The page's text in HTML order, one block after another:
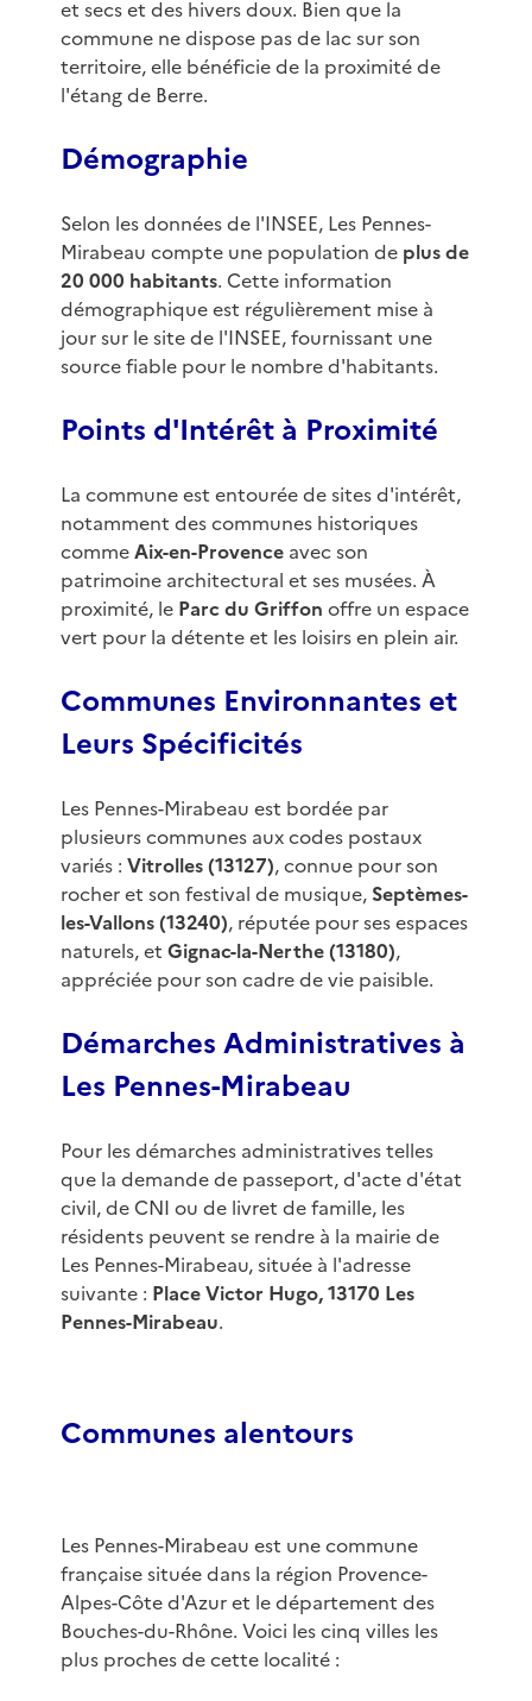
et secs et des hivers doux. Bien que la
commune ne dispose pas de lac sur son
territoire, elle bénéficie de la proximité de
l'étang de Berre.
Démographie
Selon les données de l'INSEE, Les Pennes-
Mirabeau compte une population de plus de
20 000 habitants. Cette information
démographique est régulièrement mise à
jour sur le site de l'INSEE, fournissant une
source fiable pour le nombre d'habitants.
Points d'Intérêt à Proximité
La commune est entourée de sites d'intérêt,
notamment des communes historiques
commeAix-en-Provenceavec son
patrimoine architectural et ses musées. À
proximité, le Parc du Griffon offre un espace
vert pour la détente et les loisirs en plein air.
Communes Environnantes et
Leurs Spécificités
Les Pennes-Mirabeau est bordée par
plusieurs communes aux codes postaux
variés : Vitrolles (13127), connue pour son
rocher et son festival de musique, Septèmes-
les-Vallons (13240), réputée pour ses espaces
naturels, et Gignac-la-Nerthe (13180),
appréciée pour son cadre de vie paisible.
Démarches Administratives à
Les Pennes-Mirabeau
Pour les démarches administratives telles
que la demande de passeport, d'acte d'état
civil, de CNI ou de livret de famille, les
résidents peuvent se rendre à la mairie de
Les Pennes-Mirabeau, située à l'adresse
suivante : Place Victor Hugo, 13170 Les
Pennes-Mirabeau.
Communes alentours
Les Pennes-Mirabeau est une commune
française située dans la région Provence-
Alpes-Côte d'Azur et le département des
Bouches-du-Rhône. Voici les cinq villes les
plus proches de cette localité :